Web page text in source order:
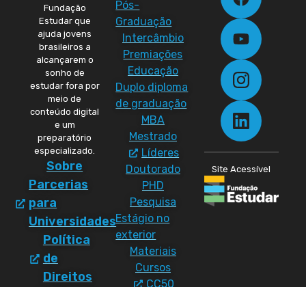
Fundação
Estudar que
ajuda jovens
brasileiros a
alcançarem o
sonho de
estudar fora por
meio de
conteúdo digital
e um
preparatório
especializado.
Sobre
Parcerias
para
Universidades
Política
de
Direitos
Pós-
Graduação
Intercâmbio
Premiações
Educação
Duplo diploma
de graduação
MBA
Mestrado
Líderes
Doutorado
PHD
Pesquisa
Estágio no
exterior
Materiais
Cursos
CC50
Site Acessível